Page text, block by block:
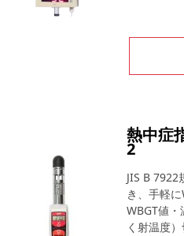
熱中
2
JIS B
き、手軽に
WBGT値
く射温度